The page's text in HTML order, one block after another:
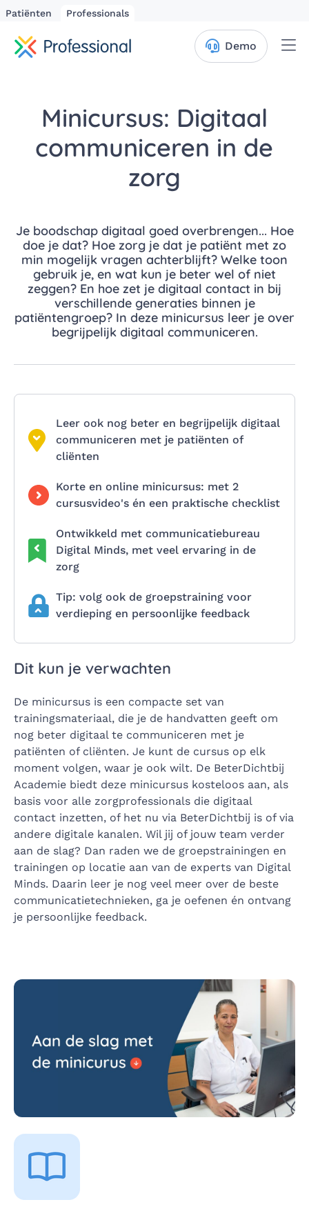
Patiënten Professionals
Demo
Minicursus: Digitaal
communiceren in de
zorg
Je boodschap digitaal goed overbrengen... Hoe
doe je dat? Hoe zorg je dat je patiënt met zo
min mogelijk vragen achterblijft? Welke toon
gebruik je, en wat kun je beter wel of niet
zeggen? En hoe zet je digitaal contact in bij
verschillende generaties binnen je
patiëntengroep? In deze minicursus leer je over
begrijpelijk digitaal communiceren.
Leer ook nog beter en begrijpelijk digitaal
communiceren met je patiënten of
cliënten
Korte en online minicursus: met 2
cursusvideo's én een praktische checklist
Ontwikkeld met communicatiebureau
Digital Minds, met veel ervaring in de
zorg
Tip: volg ook de groepstraining voor
verdieping en persoonlijke feedback
Dit kun je verwachten
De minicursus is een compacte set van
trainingsmateriaal, die je de handvatten geeft om
nog beter digitaal te communiceren met je
patiënten of cliënten. Je kunt de cursus op elk
moment volgen, waar je ook wilt. De BeterDichtbij
Academie biedt deze minicursus kosteloos aan, als
basis voor alle zorgprofessionals die digitaal
contact inzetten, of het nu via BeterDichtbij is of via
andere digitale kanalen. Wil jij of jouw team verder
aan de slag? Dan raden we de groepstrainingen en
trainingen op locatie aan van de experts van Digital
Minds. Daarin leer je nog veel meer over de beste
communicatietechnieken, ga je oefenen én ontvang
je persoonlijke feedback.